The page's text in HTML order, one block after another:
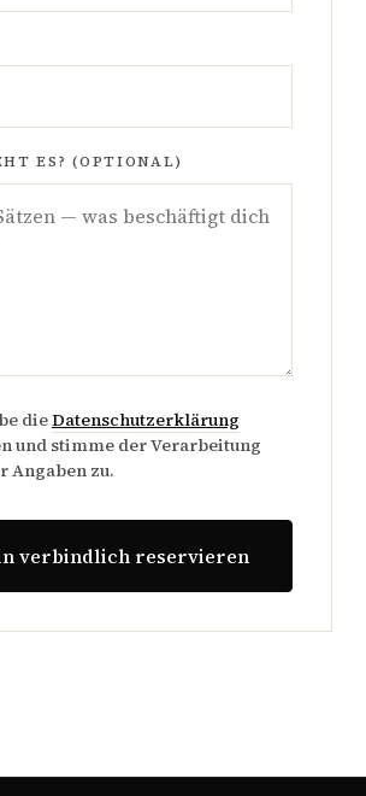
ES? (OPTIONAL)
dieDatenschutzerklärung
und stimme der Verarbeitung
Angaben zu.
verbindlich reservieren